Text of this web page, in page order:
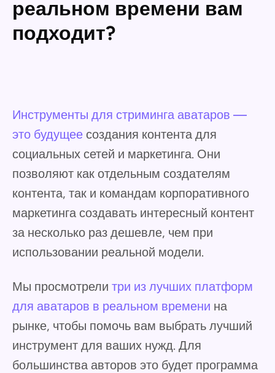
реальном времени вам
подходит?
Инструменты для стриминга аватаров —
это будущее создания контента для
социальных сетей и маркетинга. Они
позволяют как отдельным создателям
контента, так и командам корпоративного
маркетинга создавать интересный контент
за несколько раз дешевле, чем при
использовании реальной модели.
Мы просмотрели три из лучших платформ
для аватаров в реальном времени на
рынке, чтобы помочь вам выбрать лучший
инструмент для ваших нужд. Для
большинства авторов это будет программа